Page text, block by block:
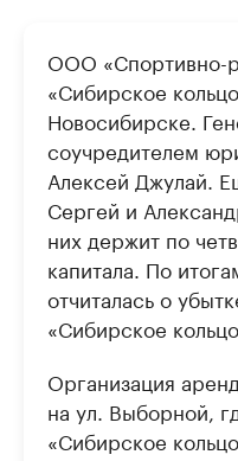
ООО «Спортивно-
«Сибирское
Новосибирске.
соучредителем
Алексей Джулай.
Сергей и
них держит по
капитала. По
отчиталась о
«Сибирское
Организация
на ул. Выборной,
«Сибирское